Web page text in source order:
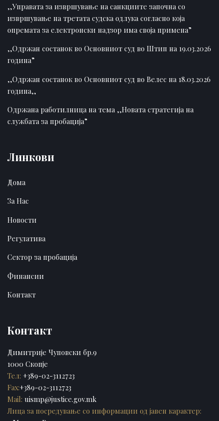
,,Управата за извршување на санкциите започна со
извршување на третата судска одлука согласно која
опремата за електронски надзор има своја примена”
,,Одржан состанок во Основниот суд во Штип на 19.03.2026
година”
,,Одржан состанок во Основниот суд во Велес на 18.03.2026
година,,
Одржана работилница на тема ,,Новата стратегија на
службата за пробација”
Линкови
Дома
За Нас
Новости
Регулатива
Сектор за пробација
Финансии
Контакт
Контакт
Димитрије Чуповски бр.9
1000 Скопје
Тел: +389-02-3112723
Fax:+389-02-3112723
Mail: uismp@justice.gov.mk
Лица за посредување со информации од јавен карактер: